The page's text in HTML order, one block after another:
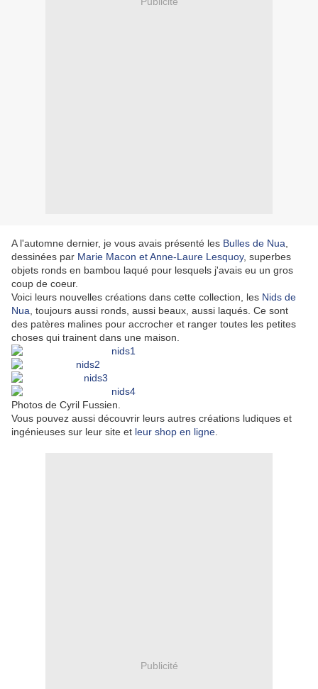
A l'automne dernier, je vous avais présenté les Bulles de Nua
dessinées par Marie Macon et Anne-Laure Lesquoy, superbes
objets ronds en bambou laqué pour lesquels j'avais eu un gros
coup de coeur.
Voici leurs nouvelles créations dans cette collection, les Nids de
Nua , toujours aussi ronds, aussi beaux, aussi laqués. Ce sont
des patères malines pour accrocher et ranger toutes les petites
choses qui trainent dans une maison.
Photos de Cyril Fussien.
Vous pouvez aussi découvrir leurs autres créations ludiques et
ingénieuses sur leur site et leur shop en ligne
Publicité